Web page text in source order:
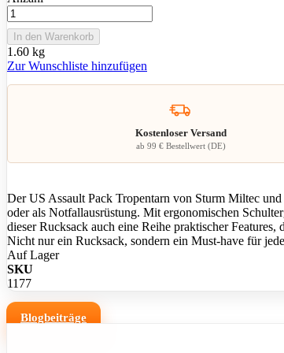
In den Warenkorb
1.60 kg
Zur Wunschliste hinzufügen
Kostenloser Versand
ab 99 € Bestellwert (DE)
Der US Assault Pack Tropentarn von Sturm Miltec
oder als Notfallausrüstung. Mit ergonomischen
dieser Rucksack auch eine Reihe praktischer
Nicht nur ein Rucksack, sondern ein Must-have für
Auf Lager
SKU
1177
Blogbeiträge